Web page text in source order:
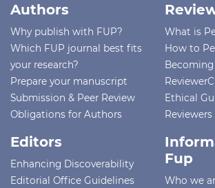
Authors
Why publish with FUP?
Which FUP journal best fits
your research?
Prepare your manuscript
Submission & Peer Review
Obligations for Authors
What is
How to
Ethical
Reviewers
Editors
Enhancing Discoverability
Editorial Office Guidelines
Fup
Who we